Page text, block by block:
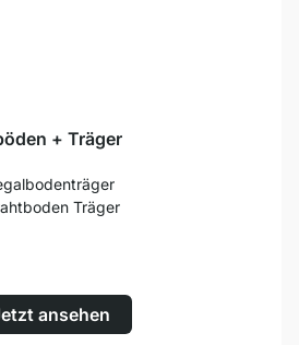
+ Träger
Träger
ansehen